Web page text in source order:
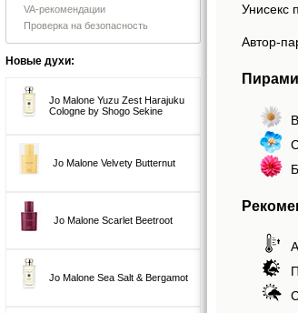
VA-рекомендации
Проверка на безопасность
Новые духи:
Jo Malone Yuzu Zest Harajuku
Cologne by Shogo Sekine
Jo Malone Velvety Butternut
Jo Malone Scarlet Beetroot
Jo Malone Sea Salt & Bergamot
Унисекс
Автор-